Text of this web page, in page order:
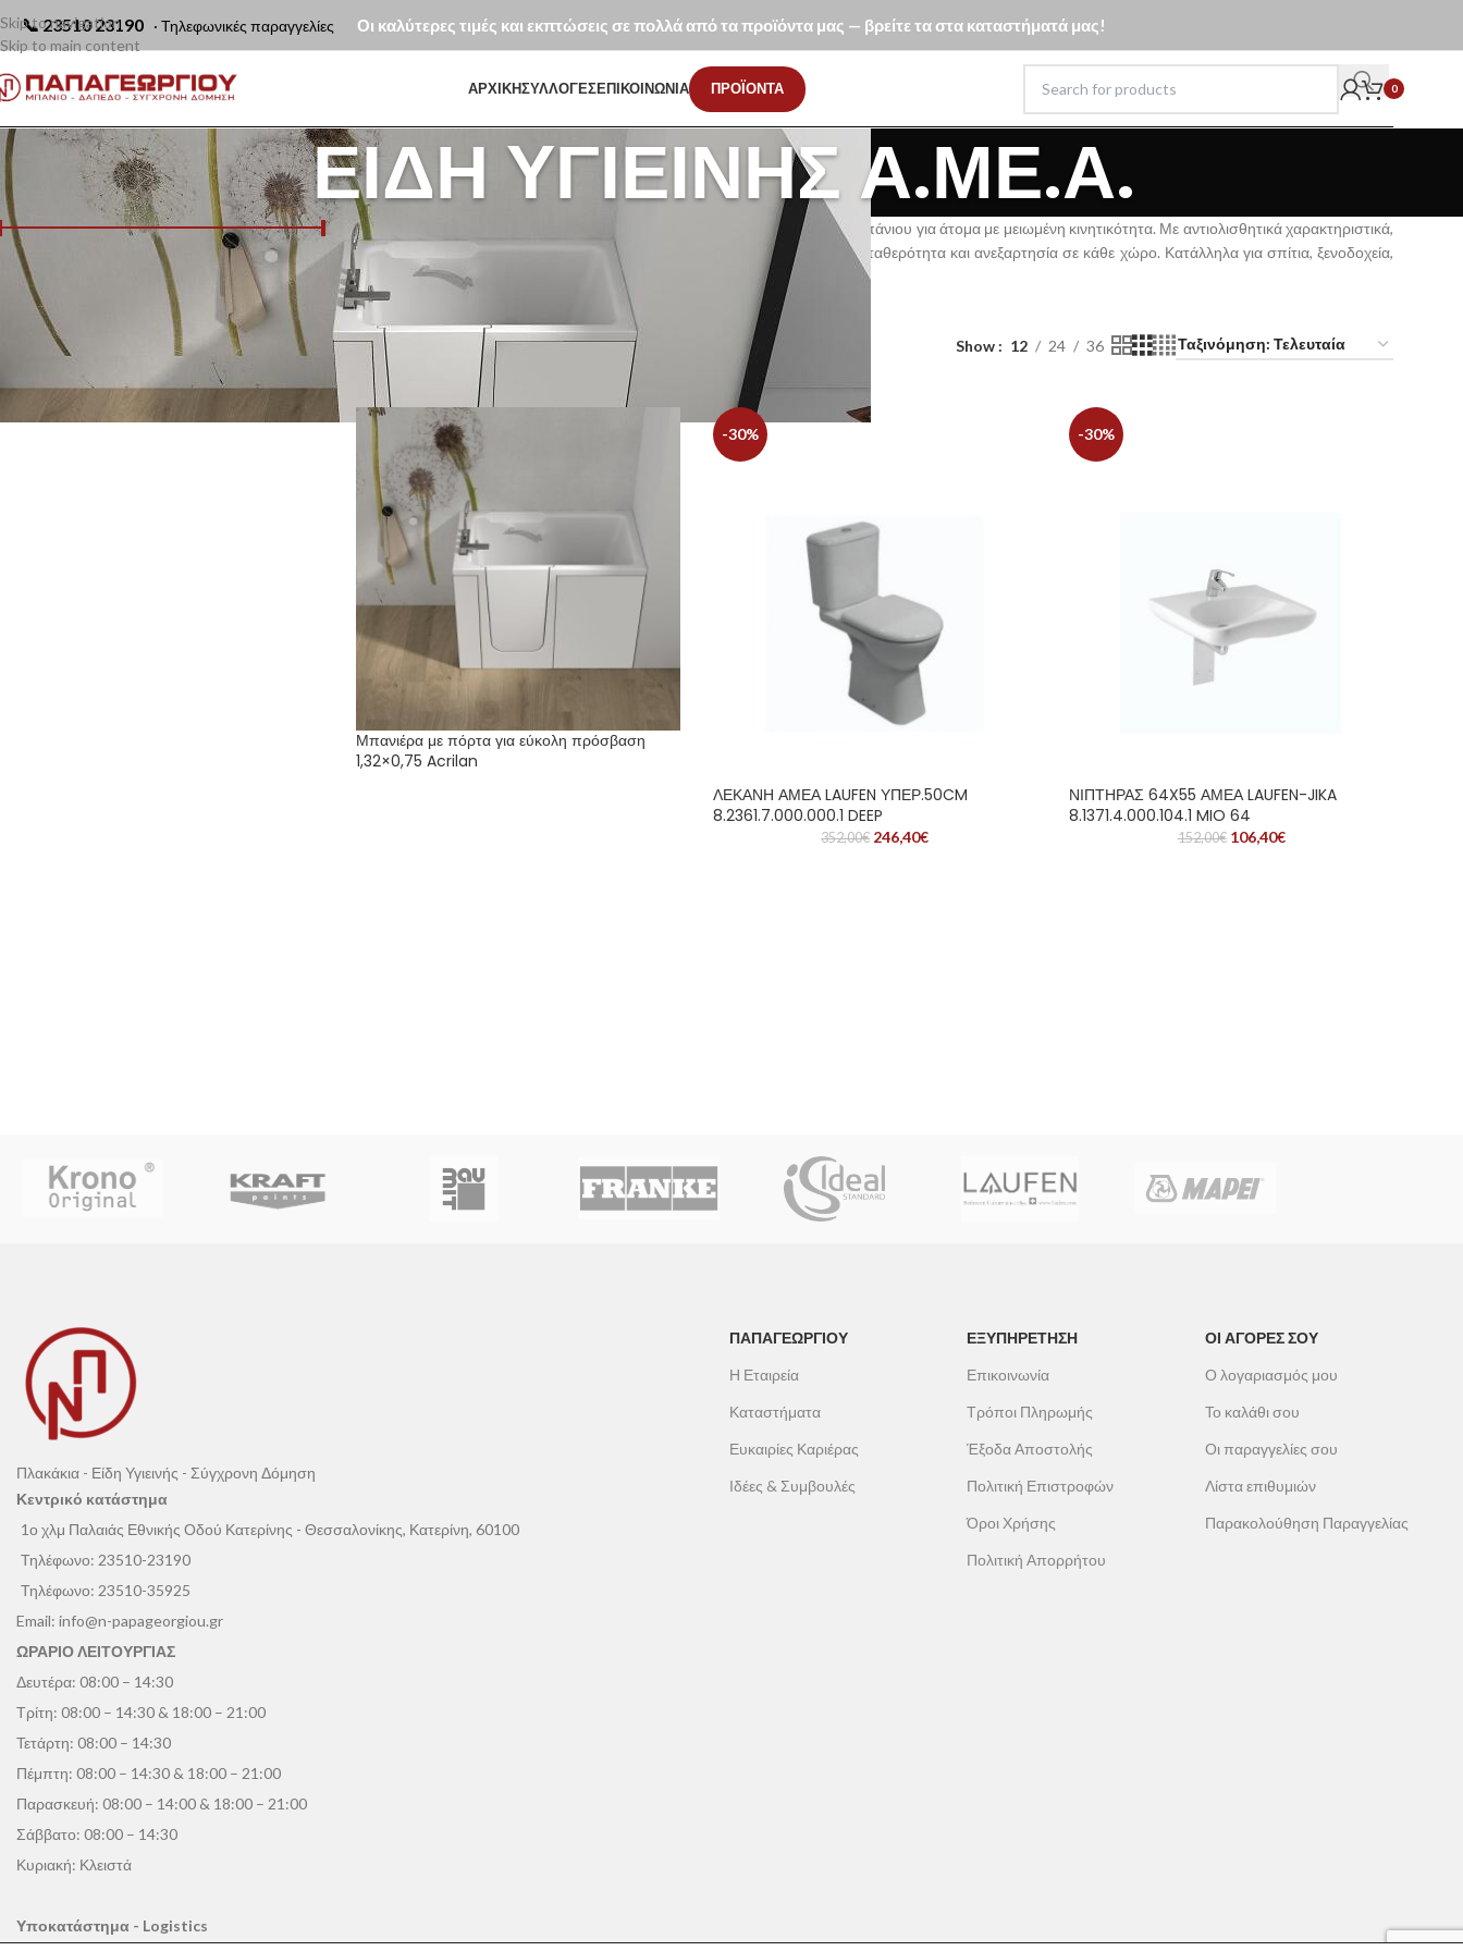
📞 23510 23190 · Τηλεφωνικές παραγγελίες Οι καλύτερες τιμές και εκπτώσεις σε πολλά από τα προϊόντα μας — βρείτε τα στα καταστήματά μας!
Skip to navigation
Skip to main content
ΑΡΧΙΚΗΣΥΛΛΟΓΕΣΕΠΙΚΟΙΝΩΝΙΑ ΠΡΟΪΟΝΤΑ 0
ΕΊΔΗ ΥΓΙΕΙΝΉΣ Α.ΜΕ.Α.
ΦΙΛΤΡΆΡΙΣΜΑ
Τιμή:
Τα είδη υγιεινής Α.ΜΕ.Α. προσφέρουν ασφαλή και προσβάσιμη χρήση του μπάνιου για άτομα με μειωμένη κινητικότητα. Με αντιολισθητικά χαρακτηριστικά,
στιβαρές λαβές στήριξης και εργονομικό σχεδιασμό, εξασφαλίζουν άνεση, σταθερότητα και ανεξαρτησία σε κάθε χώρο. Κατάλληλα για σπίτια, ξενοδοχεία,
επαγγελματικούς χώρους και ειδικές εγκαταστάσεις.
Αρχική σελίδα Είδη Υγιεινής Είδη Υγιεινής Α.ΜΕ.Α. Show 12 24 36
Μπανιέρα με πόρτα για εύκολη πρόσβαση
1,32×0,75 Acrilan
-30%
ΛΕΚΑΝΗ ΑΜΕΑ LAUFEN ΥΠΕΡ.50CM
8.2361.7.000.000.1 DEEP
352,00€ 246,40€
-30%
ΝΙΠΤΗΡΑΣ 64X55 ΑΜΕΑ LAUFEN-JIKA
8.1371.4.000.104.1 MIO 64
152,00€ 106,40€
Πλακάκια - Είδη Υγιεινής - Σύγχρονη Δόμηση
Κεντρικό κατάστημα
1ο χλμ Παλαιάς Εθνικής Οδού Κατερίνης - Θεσσαλονίκης, Κατερίνη, 60100
Τηλέφωνο: 23510-23190
Τηλέφωνο: 23510-35925
Email: info@n-papageorgiou.gr
ΩΡΑΡΙΟ ΛΕΙΤΟΥΡΓΙΑΣ
Δευτέρα: 08:00 – 14:30
Τρίτη: 08:00 – 14:30 & 18:00 – 21:00
Τετάρτη: 08:00 – 14:30
Πέμπτη: 08:00 – 14:30 & 18:00 – 21:00
Παρασκευή: 08:00 – 14:00 & 18:00 – 21:00
Σάββατο: 08:00 – 14:30
Κυριακή: Κλειστά
Υποκατάστημα - Logistics
ΠΑΠΑΓΕΩΡΓΊΟΥ
Η Εταιρεία
Καταστήματα
Ευκαιρίες Καριέρας
Ιδέες & Συμβουλές
ΕΞΥΠΗΡΕΤΗΣΗ
Επικοινωνία
Τρόποι Πληρωμής
Έξοδα Αποστολής
Πολιτική Επιστροφών
Όροι Χρήσης
Πολιτική Απορρήτου
ΟΙ ΑΓΟΡΕΣ ΣΟΥ
Ο λογαριασμός μου
Το καλάθι σου
Οι παραγγελίες σου
Λίστα επιθυμιών
Παρακολούθηση Παραγγελίας